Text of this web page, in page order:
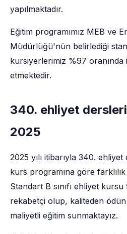
yapılmaktadır.
Eğitim programımız MEB ve
Müdürlüğü'nün belirlediği
kursiyerlerimiz %97 oranında
etmektedir.
340. ehliyet
2025
2025 yılı itibarıyla 340.
kurs programına göre
Standart B sınıfı ehliyet
rekabetçi olup, kaliteden
maliyetli eğitim sunmaktayız.